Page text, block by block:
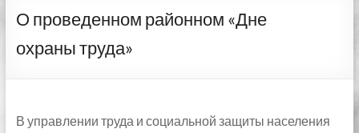
О проведенном районном «Дне
охраны труда»
В управлении труда и социальной защиты населения